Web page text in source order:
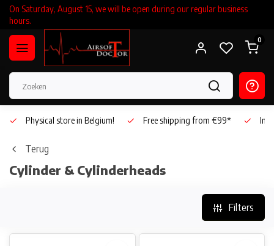
On Saturday, August 15, we will be open during our regular business
hours.
0
Physical store in Belgium! Free shipping from €99*
Terug
Cylinder & Cylinderheads
Filters